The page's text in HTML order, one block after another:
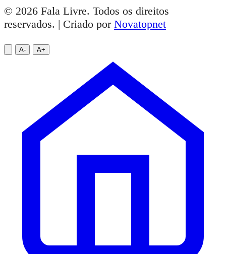
© 2026 Fala Livre. Todos os direitos
reservados. | Criado por Novatopnet
A- A+